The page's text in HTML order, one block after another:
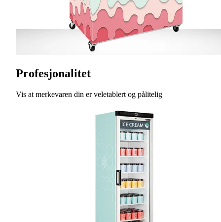
Profesjonalitet
Vis at merkevaren din er veletablert og pålitelig